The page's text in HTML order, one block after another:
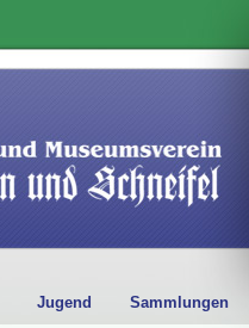
Jugend Sammlungen